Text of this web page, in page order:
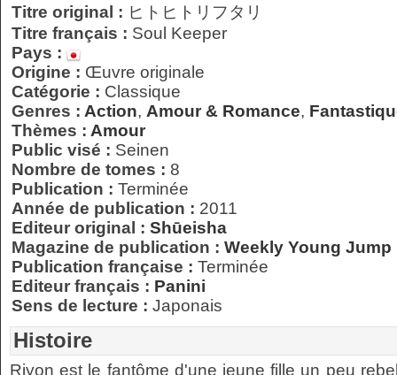
Titre original : ヒトヒトリフタリ
Titre français : Soul Keeper
Pays :
Origine : Œuvre originale
Catégorie : Classique
Genres : Action, Amour & Romance,
Thèmes : Amour
Public visé : Seinen
Nombre de tomes : 8
Publication : Terminée
Année de publication : 2011
Editeur original : Shūeisha
Magazine de publication : Weekly Young Jump
Publication française : Terminée
Editeur français : Panini
Sens de lecture : Japonais
Histoire
Riyon est le fantôme d'une jeune fille un peu